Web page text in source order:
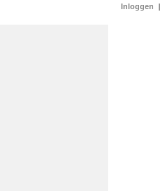
Inloggen |